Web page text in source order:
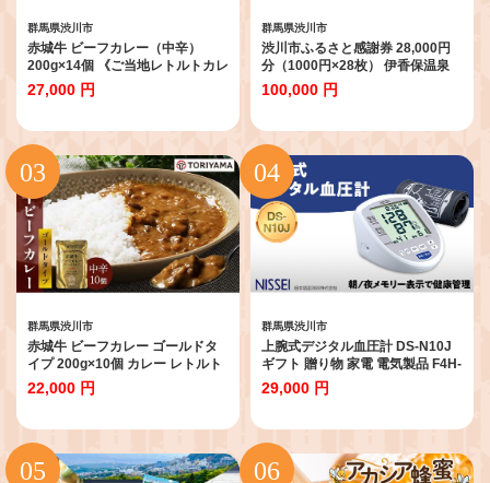
群馬県渋川市
赤城牛 ビーフカレー（中辛）
200g×14個 《ご当地レトルトカレ
ーランキング全国第3位受賞》カ
レー レトルト 牛肉 銘柄牛 赤城牛
27,000 円
群馬県渋川市
渋川市ふるさと感謝券 28,000円
分（1000円×28枚） 伊香保温泉
うどん 宿泊 旅行 観光 ホテル 旅館
トラベル 飲食 お土産 F4H-0558
100,000 円
群馬県渋川市
赤城牛 ビーフカレー ゴールドタ
イプ 200g×10個 カレー レトルト
牛肉 銘柄牛 赤城牛 長期保存 群馬
渋川市 F4H-0830
22,000 円
群馬県渋川市
上腕式デジタル血圧計 DS-N10J
ギフト 贈り物 家電 電気製品 F4H-
0422
29,000 円